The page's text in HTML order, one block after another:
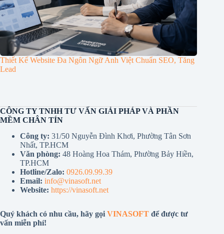
Thiết Kế Website Đa Ngôn Ngữ Anh Việt Chuẩn SEO, Tăng
Lead
CÔNG TY TNHH TƯ VẤN GIẢI PHÁP VÀ PHẦN
MỀM CHÂN TÍN
Công ty: 31/50 Nguyễn Đình Khơi, Phường Tân Sơn
Nhất, TP.HCM
Văn phòng: 48 Hoàng Hoa Thám, Phường Bảy Hiền,
TP.HCM
Hotline/Zalo: 0926.09.99.39
Email: info@vinasoft.net
Website: https://vinasoft.net
Quý khách có nhu cầu, hãy gọi VINASOFT để được tư
vấn miễn phí!